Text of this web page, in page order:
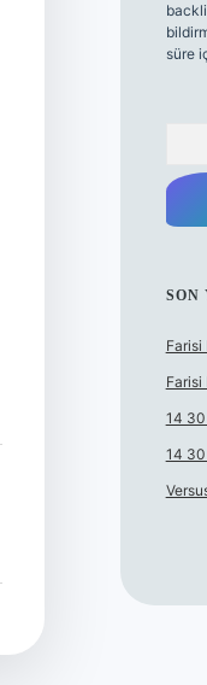
süre
SON
Farisi
Farisi
14
14